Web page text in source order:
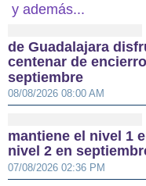
y además...
de Guadalajara
centenar de
septiembre
08/08/2026 08:00 AM
mantiene el nivel 1
nivel 2 en
07/08/2026 02:36 PM